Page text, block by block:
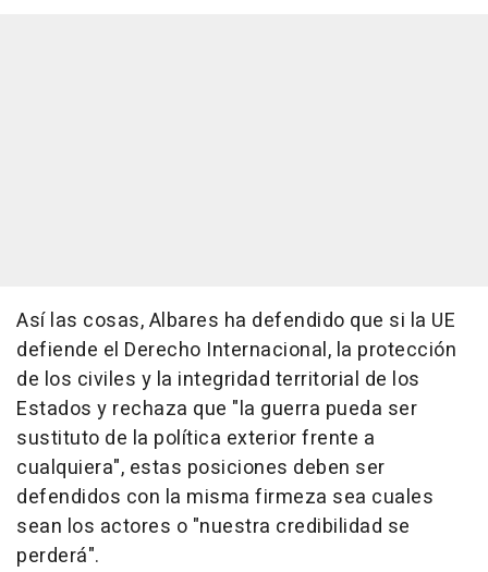
Así las cosas, Albares ha defendido que si la UE
defiende el Derecho Internacional, la protección
de los civiles y la integridad territorial de los
Estados y rechaza que "la guerra pueda ser
sustituto de la política exterior frente a
cualquiera", estas posiciones deben ser
defendidos con la misma firmeza sea cuales
sean los actores o "nuestra credibilidad se
perderá".